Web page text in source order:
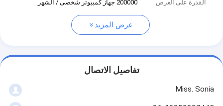
القدرة على العرض
200000 جهاز كمبيوتر شخصى / الشهر
عرض المزيد
تفاصيل الاتصال
Miss. Sonia